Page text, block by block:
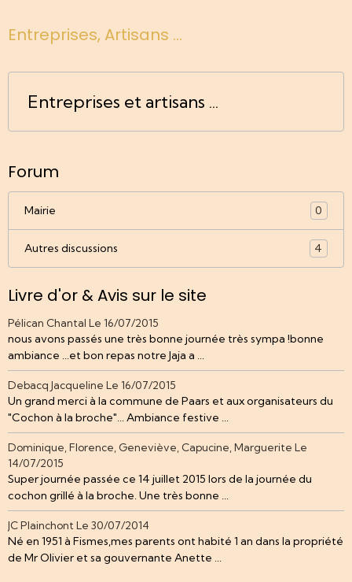
Entreprises, Artisans ...
Entreprises et artisans ...
Forum
Mairie 0
Autres discussions 4
Livre d'or & Avis sur le site
Pélican Chantal Le 16/07/2015
nous avons passés une très bonne journée très sympa !bonne
ambiance ...et bon repas notre Jaja a ...
Debacq Jacqueline Le 16/07/2015
Un grand merci à la commune de Paars et aux organisateurs du
"Cochon à la broche"... Ambiance festive ...
Dominique, Florence, Geneviève, Capucine, Marguerite Le
14/07/2015
Super journée passée ce 14 juillet 2015 lors de la journée du
cochon grillé à la broche. Une très bonne ...
JC Plainchont Le 30/07/2014
Né en 1951 à Fismes,mes parents ont habité 1 an dans la propriété
de Mr Olivier et sa gouvernante Anette ...